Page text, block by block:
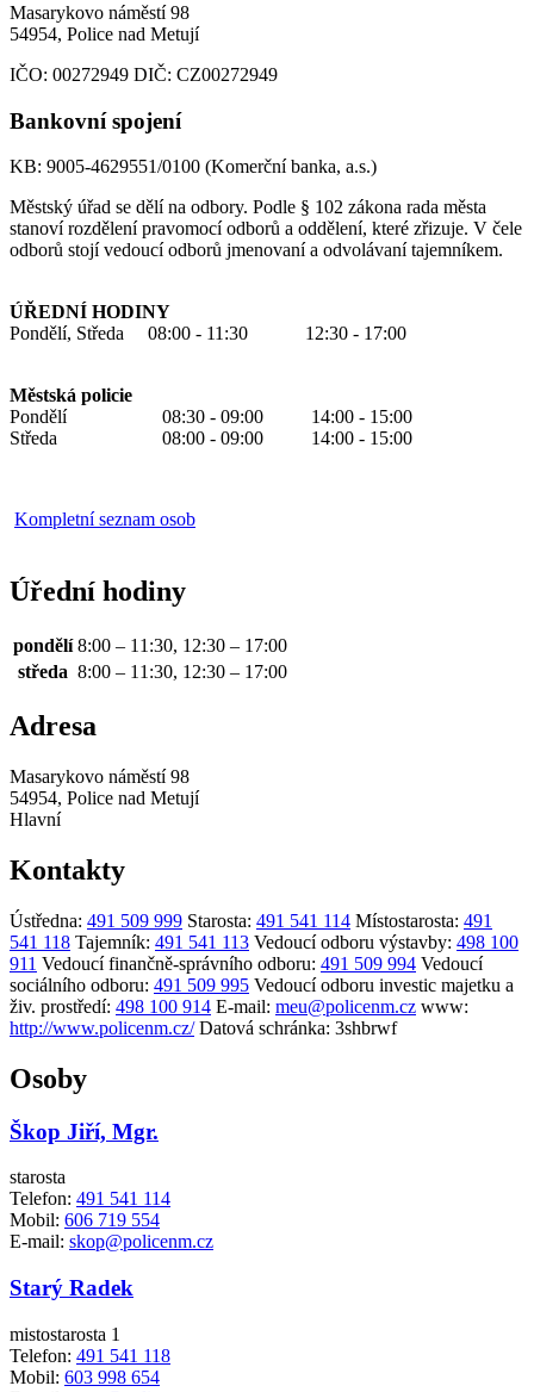
Masarykovo náměstí 98
54954, Police nad Metují
IČO: 00272949 DIČ: CZ00272949
Bankovní spojení
KB: 9005-4629551/0100 (Komerční banka, a.s.)
Městský úřad se dělí na odbory. Podle § 102 zákona rada města
stanoví rozdělení pravomocí odborů a oddělení, které zřizuje. V čele
odborů stojí vedoucí odborů jmenovaní a odvolávaní tajemníkem.
ÚŘEDNÍ HODINY
Pondělí, Středa 08:00 - 11:30 12:30 - 17:00
Městská policie
Pondělí 08:30 - 09:00 14:00 - 15:00
Středa 08:00 - 09:00 14:00 - 15:00
Kompletní seznam osob
Úřední hodiny
pondělí 8:00 – 11:30, 12:30 – 17:00
středa 8:00 – 11:30, 12:30 – 17:00
Adresa
Masarykovo náměstí 98
54954, Police nad Metují
Hlavní
Kontakty
Ústředna: 491 509 999 Starosta: 491 541 114 Místostarosta: 491
541 118 Tajemník: 491 541 113 Vedoucí odboru výstavby: 498 100
911 Vedoucí finančně-správního odboru: 491 509 994 Vedoucí
sociálního odboru: 491 509 995 Vedoucí odboru investic majetku a
živ. prostředí: 498 100 914 E-mail: meu@policenm.cz www:
http://www.policenm.cz/ Datová schránka: 3shbrwf
Osoby
Škop Jiří, Mgr.
starosta
Telefon: 491 541 114
Mobil: 606 719 554
E-mail: skop@policenm.cz
Starý Radek
mistostarosta 1
Telefon: 491 541 118
Mobil: 603 998 654